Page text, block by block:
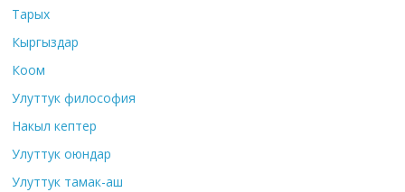
Тарых
Кыргыздар
Коом
Улуттук философия
Накыл кептер
Улуттук оюндар
Улуттук тамак-аш